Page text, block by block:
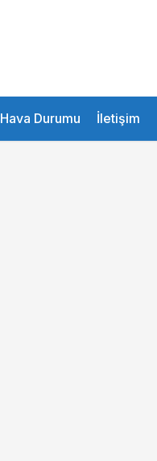
Hava Durumu İletişim